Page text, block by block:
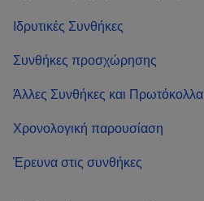
Ποιες είναι οι εξουσίες της ΕΕ?
Ιδρυτικές Συνθήκες
Συνθήκες προσχώρησης
Άλλες Συνθήκες και Πρωτόκολλα
Χρονολογική παρουσίαση
Έρευνα στις συνθήκες